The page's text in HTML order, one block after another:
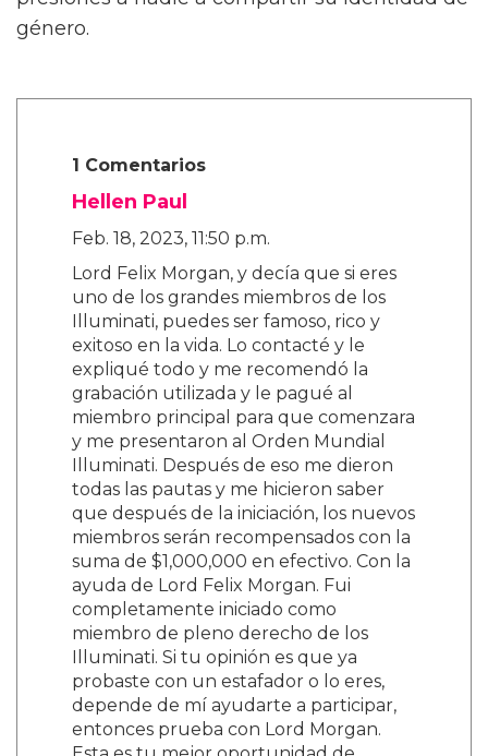
género.
1 Comentarios
Hellen Paul
Feb. 18, 2023, 11:50 p.m.
Lord Felix Morgan, y decía que si eres
uno de los grandes miembros de los
Illuminati, puedes ser famoso, rico y
exitoso en la vida. Lo contacté y le
expliqué todo y me recomendó la
grabación utilizada y le pagué al
miembro principal para que comenzara
y me presentaron al Orden Mundial
Illuminati. Después de eso me dieron
todas las pautas y me hicieron saber
que después de la iniciación, los nuevos
miembros serán recompensados ​​con la
suma de $1,000,000 en efectivo. Con la
ayuda de Lord Felix Morgan. Fui
completamente iniciado como
miembro de pleno derecho de los
Illuminati. Si tu opinión es que ya
probaste con un estafador o lo eres,
depende de mí ayudarte a participar,
entonces prueba con Lord Morgan.